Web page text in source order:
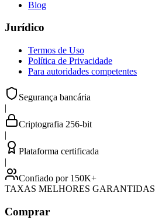
Blog
Jurídico
Termos de Uso
Política de Privacidade
Para autoridades competentes
Segurança bancária
|
Criptografia 256-bit
|
Plataforma certificada
|
Confiado por 150K+
TAXAS MELHORES GARANTIDAS
Comprar